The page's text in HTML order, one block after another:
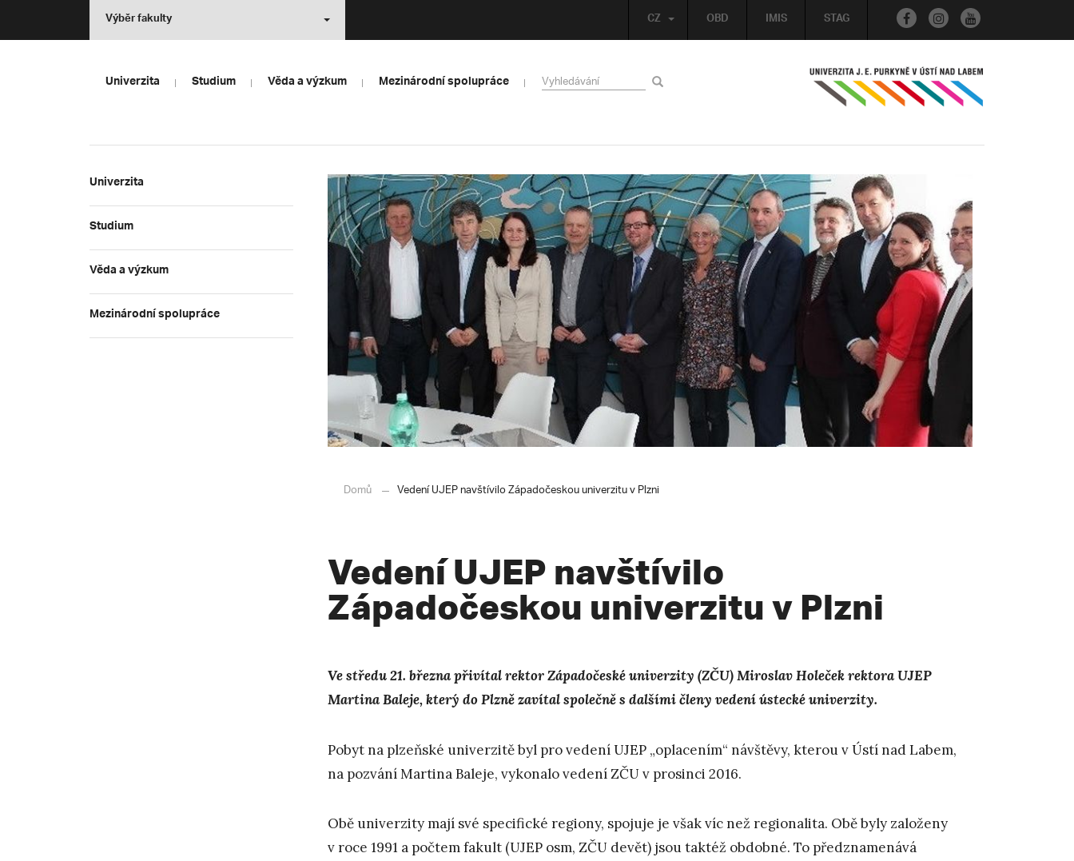
OBD IMIS STAG
CZ
Výběr fakulty
Univerzita Studium Věda a výzkum Mezinárodní spolupráce
Univerzita
Studium
Věda a výzkum
Mezinárodní spolupráce
Domů Vedení UJEP navštívilo Západočeskou univerzitu v Plzni
Vedení UJEP navštívilo
Západočeskou univerzitu v Plzni
Ve středu 21. března přivítal rektor Západočeské univerzity (ZČU) Miroslav Holeček rektora UJEP
Martina Baleje, který do Plzně zavítal společně s dalšími členy vedení ústecké univerzity.
Pobyt na plzeňské univerzitě byl pro vedení UJEP „oplacením“ návštěvy, kterou v Ústí nad Labem,
na pozvání Martina Baleje, vykonalo vedení ZČU v prosinci 2016.
Obě univerzity mají své specifické regiony, spojuje je však víc než regionalita. Obě byly založeny
v roce 1991 a počtem fakult (UJEP osm, ZČU devět) jsou taktéž obdobné. To předznamenává